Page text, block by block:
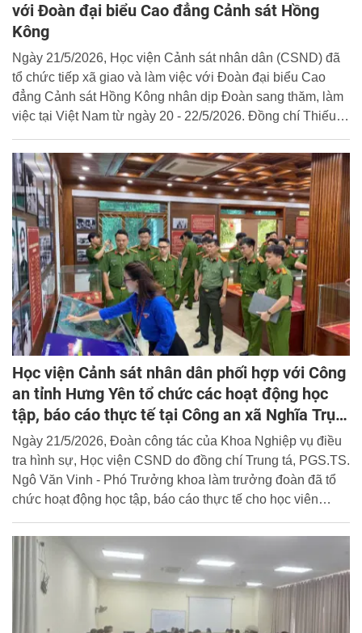
với Đoàn đại biểu Cao đẳng Cảnh sát Hồng
Kông
Ngày 21/5/2026, Học viện Cảnh sát nhân dân (CSND) đã
tổ chức tiếp xã giao và làm việc với Đoàn đại biểu Cao
đẳng Cảnh sát Hồng Kông nhân dịp Đoàn sang thăm, làm
việc tại Việt Nam từ ngày 20 - 22/5/2026. Đồng chí Thiếu
tướng, TS. Chử Văn Dũng - Phó Giám đốc Học viện
CSND chủ trì buổi tiếp.
Học viện Cảnh sát nhân dân phối hợp với Công
an tỉnh Hưng Yên tổ chức các hoạt động học
tập, báo cáo thực tế tại Công an xã Nghĩa Trụ,
tỉnh Hưng Yên
Ngày 21/5/2026, Đoàn công tác của Khoa Nghiệp vụ điều
tra hình sự, Học viện CSND do đồng chí Trung tá, PGS.TS.
Ngô Văn Vinh - Phó Trưởng khoa làm trưởng đoàn đã tổ
chức hoạt động học tập, báo cáo thực tế cho học viên